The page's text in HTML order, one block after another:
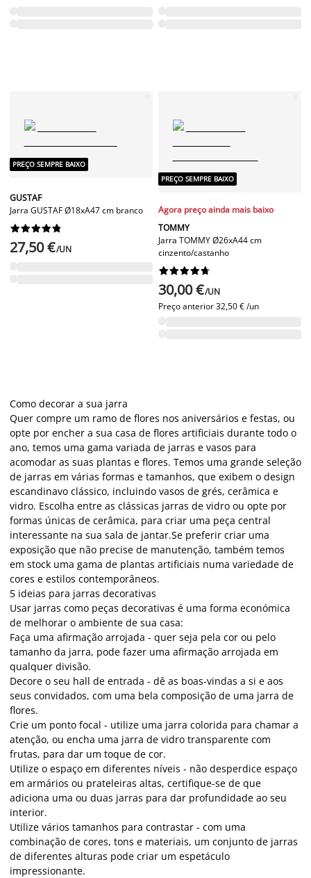
PREÇO SEMPRE BAIXO
GUSTAF
Jarra GUSTAF Ø18xA47 cm branco






27,50 €/UN
PREÇO SEMPRE BAIXO
Agora preço ainda mais baixo
TOMMY
Jarra TOMMY Ø26xA44 cm
cinzento/castanho






30,00 €/UN
Preço anterior32,50 € /un
Como decorar a sua jarra
Quer compre um ramo de flores nos aniversários e festas, ou
opte por encher a sua casa de flores artificiais durante todo o
ano, temos uma gama variada de jarras e vasos para
acomodar as suas plantas e flores. Temos uma grande seleção
de jarras em várias formas e tamanhos, que exibem o design
escandinavo clássico, incluindo vasos de grés, cerâmica e
vidro. Escolha entre as clássicas jarras de vidro ou opte por
formas únicas de cerâmica, para criar uma peça central
interessante na sua sala de jantar.Se preferir criar uma
exposição que não precise de manutenção, também temos
em stock uma gama de plantas artificiais numa variedade de
cores e estilos contemporâneos.
5 ideias para jarras decorativas
Usar jarras como peças decorativas é uma forma económica
de melhorar o ambiente de sua casa:
Faça uma afirmação arrojada - quer seja pela cor ou pelo
tamanho da jarra, pode fazer uma afirmação arrojada em
qualquer divisão.
Decore o seu hall de entrada - dê as boas-vindas a si e aos
seus convidados, com uma bela composição de uma jarra de
flores.
Crie um ponto focal - utilize uma jarra colorida para chamar a
atenção, ou encha uma jarra de vidro transparente com
frutas, para dar um toque de cor.
Utilize o espaço em diferentes níveis - não desperdice espaço
em armários ou prateleiras altas, certifique-se de que
adiciona uma ou duas jarras para dar profundidade ao seu
interior.
Utilize vários tamanhos para contrastar - com uma
combinação de cores, tons e materiais, um conjunto de jarras
de diferentes alturas pode criar um espetáculo
impressionante.